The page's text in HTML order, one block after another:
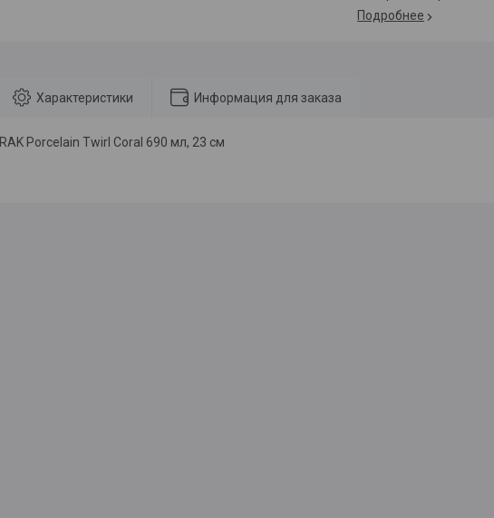
Подробнее
Характеристики Информация для заказа
RAK Porcelain Twirl Coral 690 мл, 23 см